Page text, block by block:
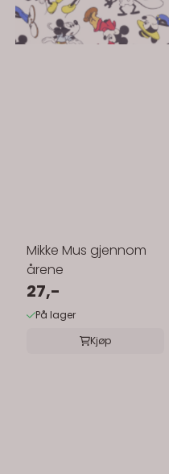
Mikke Mus gjennom
årene
27,-
På lager
Kjøp